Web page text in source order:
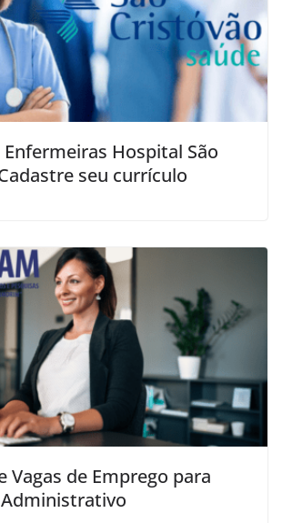
Enfermeiras Hospital São
seu currículo
Vagas de Emprego para